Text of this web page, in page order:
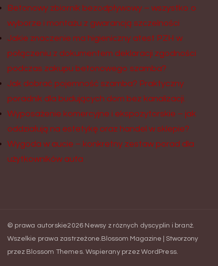
Betonowy zbiornik bezodpływowy – wszystko o
wyborze i montażu z gwarancją szczelności
Jakie znaczenie ma higieniczny atest PZH w
połączeniu z dokumentem deklaracji zgodności
podczas zakupu betonowego szamba?
Jak dobrać pojemność szamba? Praktyczny
poradnik dla budujących dom bez kanalizacji.
Wyposażenie komercyjne i ekspozytorskie – jak
oddziałują na estetykę oraz handel w sklepie?
Wygoda w aucie – konkretny zestaw porad dla
użytkowników auta
© prawa autorskie2026 Newsy z róznych dyscyplin i branż.
Wszelkie prawa zastrzeżone. Blossom Magazine | Stworzony
przez Blossom Themes. Wspierany przezWordPress.